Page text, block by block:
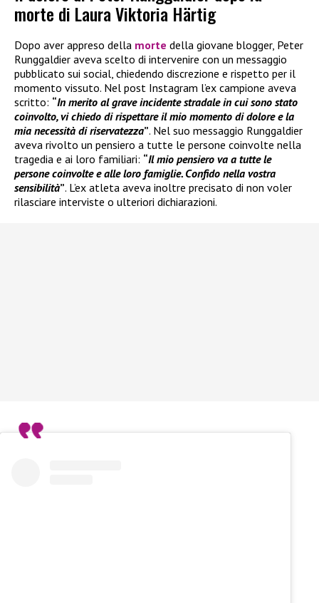
morte di Laura Viktoria Härtig
Dopo aver appreso della morte della giovane blogger, Peter
Runggaldier aveva scelto di intervenire con un messaggio
pubblicato sui social, chiedendo discrezione e rispetto per il
momento vissuto. Nel post Instagram l’ex campione aveva
scritto: “In merito al grave incidente stradale in cui sono stato
coinvolto, vi chiedo di rispettare il mio momento di dolore e la
mia necessità di riservatezza”. Nel suo messaggio Runggaldier
aveva rivolto un pensiero a tutte le persone coinvolte nella
tragedia e ai loro familiari: “Il mio pensiero va a tutte le
persone coinvolte e alle loro famiglie. Confido nella vostra
sensibilità”. L’ex atleta aveva inoltre precisato di non voler
rilasciare interviste o ulteriori dichiarazioni.